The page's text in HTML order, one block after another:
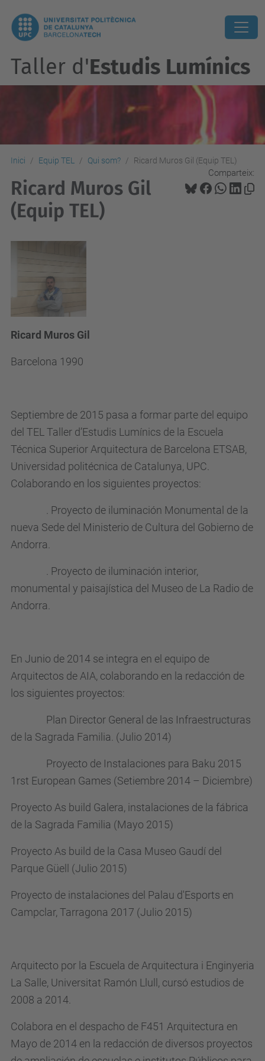
Taller d'Estudis Lumínics
Inici Equip TEL Qui som? Ricard Muros Gil (Equip TEL)
Comparteix:
Ricard Muros Gil
(Equip TEL)
Ricard Muros Gil
Barcelona 1990
Septiembre de 2015 pasa a formar parte del equipo
del TEL Taller d’Estudis Lumínics de la Escuela
Técnica Superior Arquitectura de Barcelona ETSAB,
Universidad politécnica de Catalunya, UPC.
Colaborando en los siguientes proyectos:
. Proyecto de iluminación Monumental de la
nueva Sede del Ministerio de Cultura del Gobierno de
Andorra.
. Proyecto de iluminación interior,
monumental y paisajística del Museo de La Radio de
Andorra.
En Junio de 2014 se integra en el equipo de
Arquitectos de AIA, colaborando en la redacción de
los siguientes proyectos:
Plan Director General de las Infraestructuras
de la Sagrada Familia. (Julio 2014)
Proyecto de Instalaciones para Baku 2015
1rst European Games (Setiembre 2014 – Diciembre)
Proyecto As build Galera, instalaciones de la fábrica
de la Sagrada Familia (Mayo 2015)
Proyecto As build de la Casa Museo Gaudí del
Parque Güell (Julio 2015)
Proyecto de instalaciones del Palau d'Esports en
Campclar, Tarragona 2017 (Julio 2015)
Arquitecto por la Escuela de Arquitectura i Enginyeria
La Salle, Universitat Ramón Llull, cursó estudios de
2008 a 2014.
Colabora en el despacho de F451 Arquitectura en
Mayo de 2014 en la redacción de diversos proyectos